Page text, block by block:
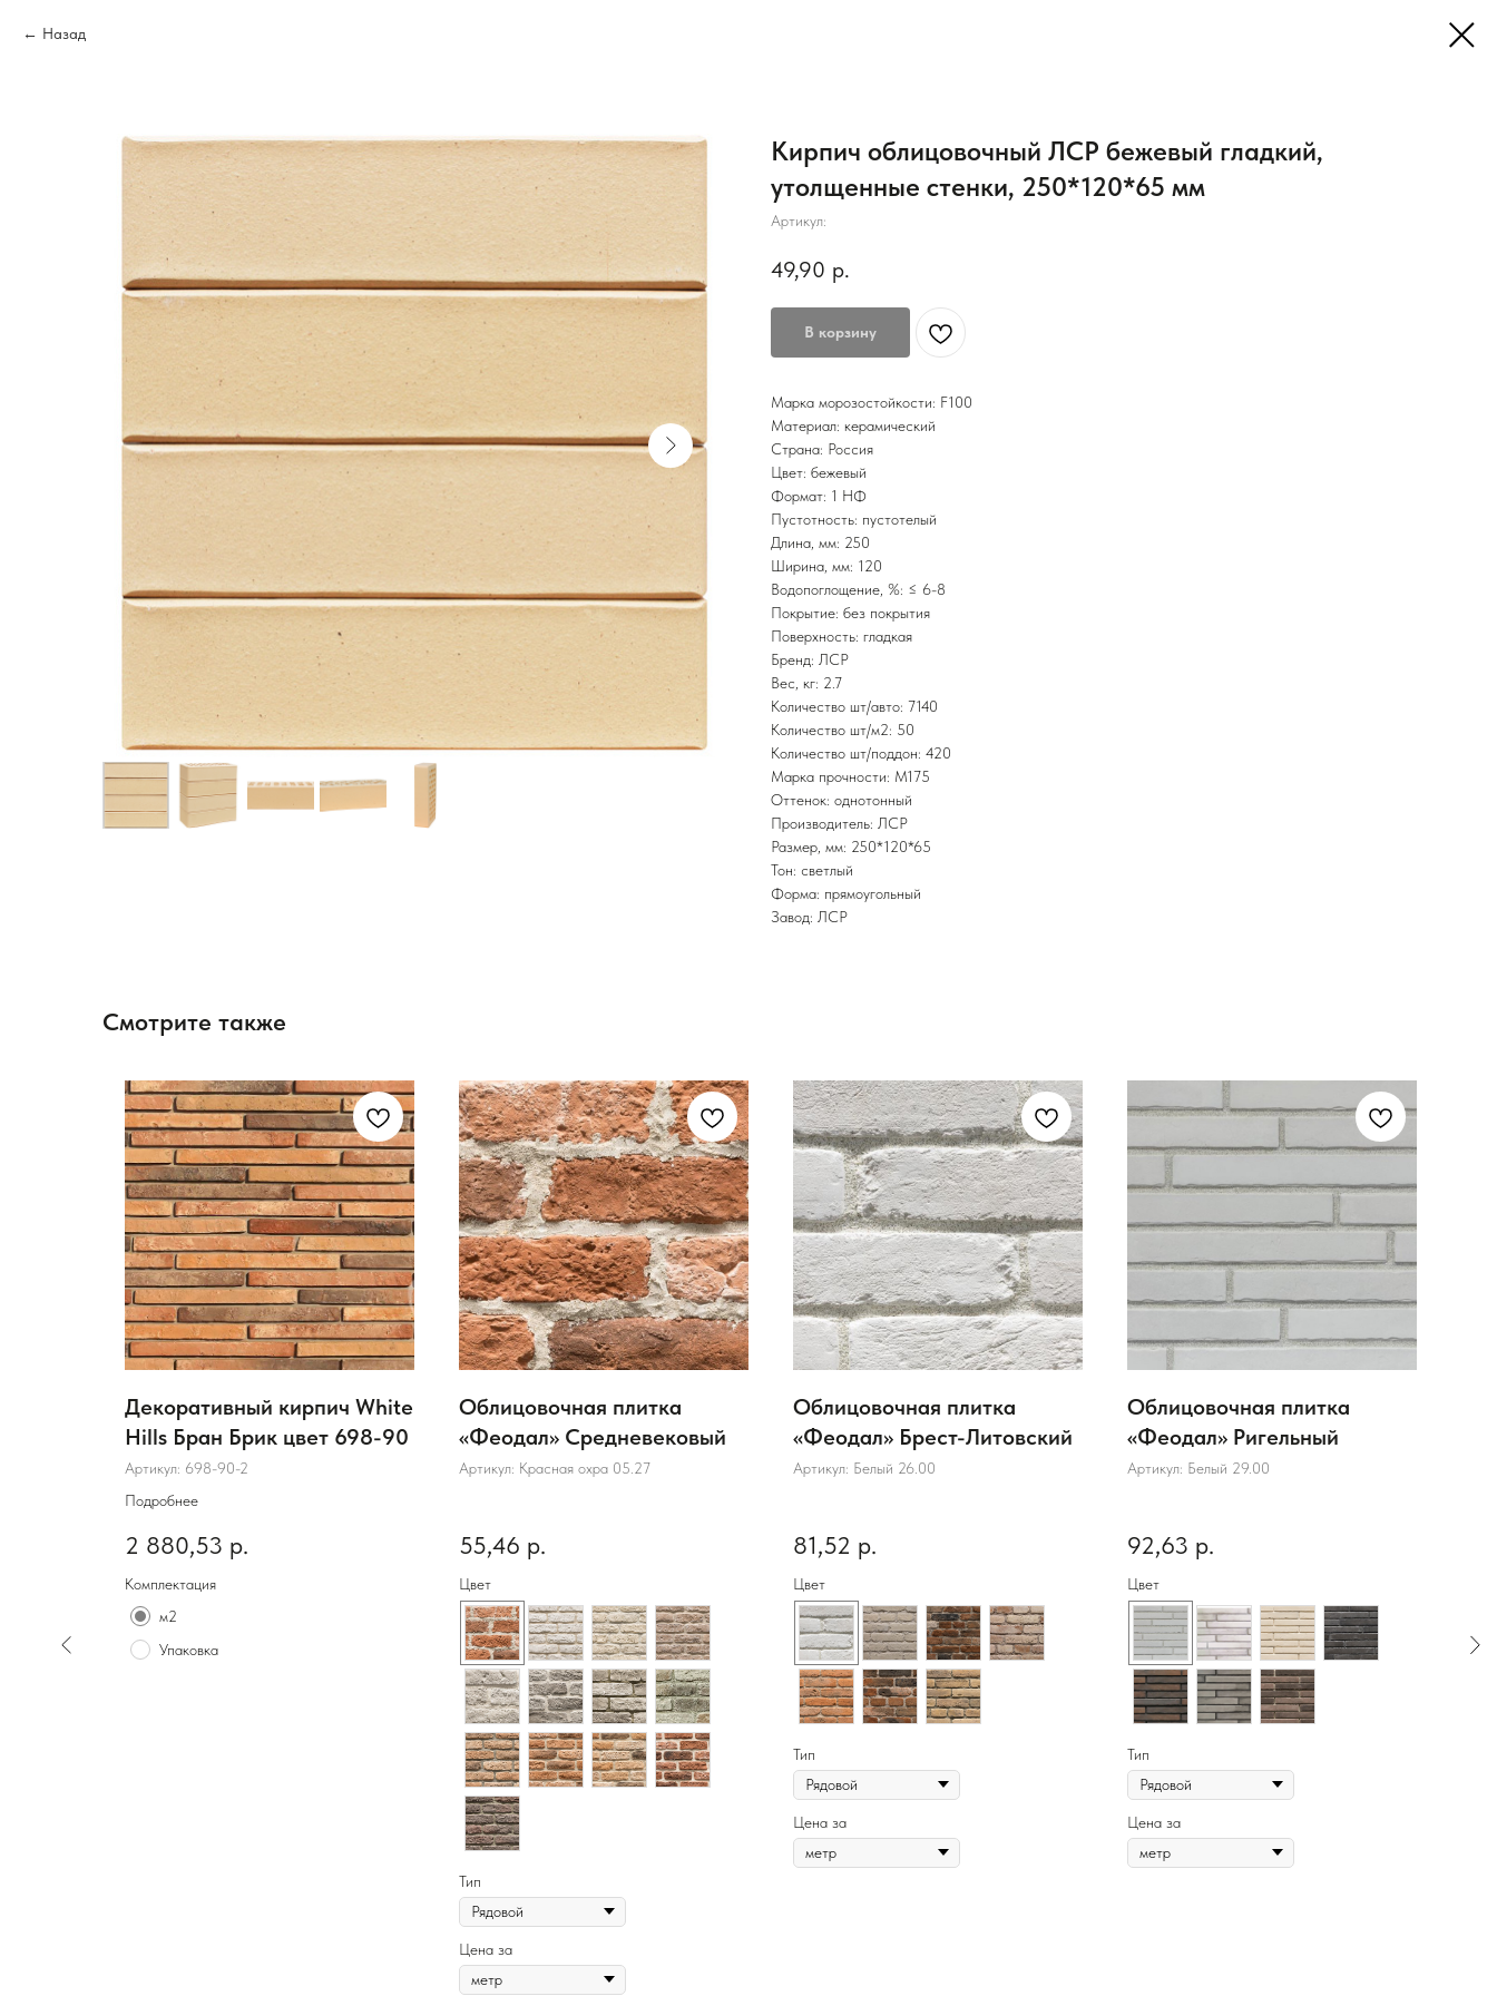
Назад
Кирпич облицовочный ЛСР бежевый гладкий,
утолщенные стенки, 250*120*65 мм
Артикул:
49,90 р.
В корзину
Марка морозостойкости: F100
Материал: керамический
Страна: Россия
Цвет: бежевый
Формат: 1 НФ
Пустотность: пустотелый
Длина, мм: 250
Ширина, мм: 120
Водопоглощение, %: ≤ 6-8
Покрытие: без покрытия
Поверхность: гладкая
Бренд: ЛСР
Вес, кг: 2.7
Количество шт/авто: 7140
Количество шт/м2: 50
Количество шт/поддон: 420
Марка прочности: М175
Оттенок: однотонный
Производитель: ЛСР
Размер, мм: 250*120*65
Тон: светлый
Форма: прямоугольный
Завод: ЛСР
Смотрите также
Декоративный кирпич White
Hills Бран Брик цвет 698-90
Артикул: 698-90-2
Подробнее
2 880,53 р.
Комплектация
м2
Упаковка
Облицовочная плитка
«Феодал» Средневековый
Артикул: Красная охра 05.27
55,46 р.
Цвет
Тип
Цена за
Облицовочная плитка
«Феодал» Брест-Литовский
Артикул: Белый 26.00
81,52 р.
Цвет
Тип
Цена за
Облицовочная плитка
«Феодал» Ригельный
Артикул: Белый 29.00
92,63 р.
Цвет
Тип
Цена за